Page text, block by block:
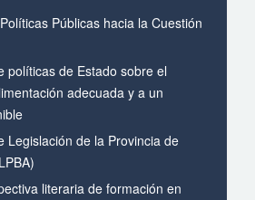
Públicas hacia la Cuestión
políticas de Estado sobre el
adecuada y a un
Legislación de la Provincia de
literaria de formación en